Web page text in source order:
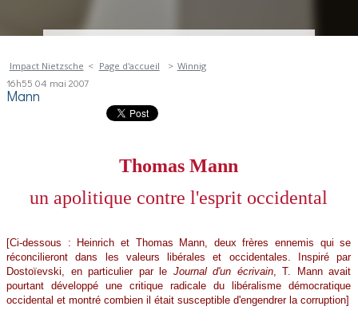
Impact Nietzsche Page d'accueil Winnig
16h55 04 mai 2007
Mann
Thomas Mann
un apolitique contre l'esprit occidental
[Ci-dessous : Heinrich et Thomas Mann, deux frères ennemis qui se
réconcilieront dans les valeurs libérales et occidentales. Inspiré par
Dostoïevski, en particulier par le Journal d'un écrivain, T. Mann avait
pourtant développé une critique radicale du libéralisme démocratique
occidental et montré combien il était susceptible d'engendrer la corruption]